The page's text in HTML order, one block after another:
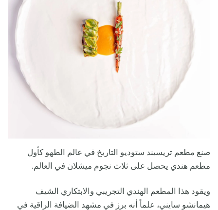
صنع مطعم تريسيند ستوديو التاريخ في عالم الطهو كأول
مطعم هندي يحصل على ثلاث نجوم ميشلان في العالم.
ويقود هذا المطعم الهندي التجريبي والابتكاري الشيف
هيمانشو سايني، علماً أنه برز في مشهد الضيافة الراقية في